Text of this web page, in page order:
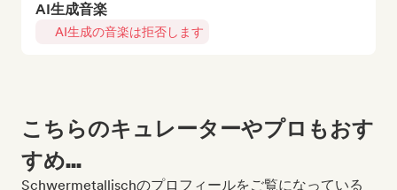
AI生成音楽
AI生成の音楽は拒否します
こちらのキュレーターやプロもおす
すめ...
Schwermetallischのプロフィールをご覧になっている